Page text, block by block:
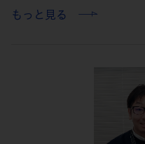
もっと見る